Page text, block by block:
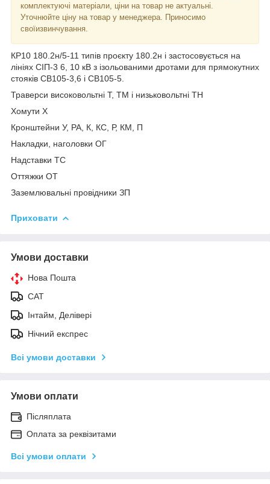
комплектуючі матеріали, ціни на товар не актуальні.
Уточнюйте ціну на товар у менеджера. Приносимо
своїизвинчування.
КР10 180.2н/5-11 типів проєкту 180.2н і застосовується на
лініях СІП-3 6, 10 кВ з ізольованими дротами для прямокутних
стояків СВ105-3,6 і СВ105-5.
Траверси високовольтні Т, ТМ і низьковольтні ТН
Хомути Х
Кронштейни У, РА, К, КС, Р, КМ, П
Накладки, наголовки ОГ
Надставки ТС
Оттяжки ОТ
Заземлювальні провідники ЗП
Приховати
Умови доставки
Нова Пошта
САТ
Інтайм, Делівері
Нічний експрес
Всі умови доставки
Умови оплати
Післяплата
Оплата за реквізитами
Всі умови оплати